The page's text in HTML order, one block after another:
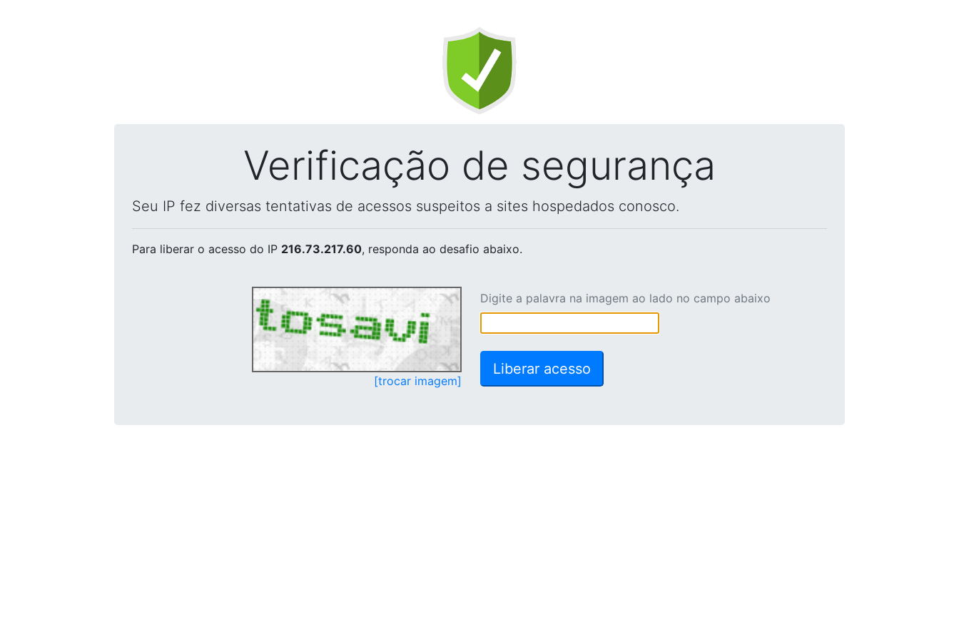
Verificação de segurança
Seu IP fez diversas tentativas de acessos suspeitos a sites hospedados conosco.
Para liberar o acesso do IP 216.73.217.60, responda ao desafio abaixo.
[trocar imagem]
Digite a palavra na imagem ao lado no campo abaixo